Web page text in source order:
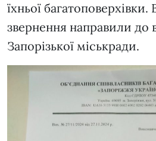
їхньої
звернення направили до
Запорізької міськради.